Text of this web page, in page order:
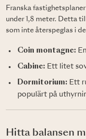
Franska
under 1,8 meter. Detta
som inte återspeglas i
Coin montagne:
Cabine: Ett litet
Dormitorium: Ett
populärt på
Hitta balansen